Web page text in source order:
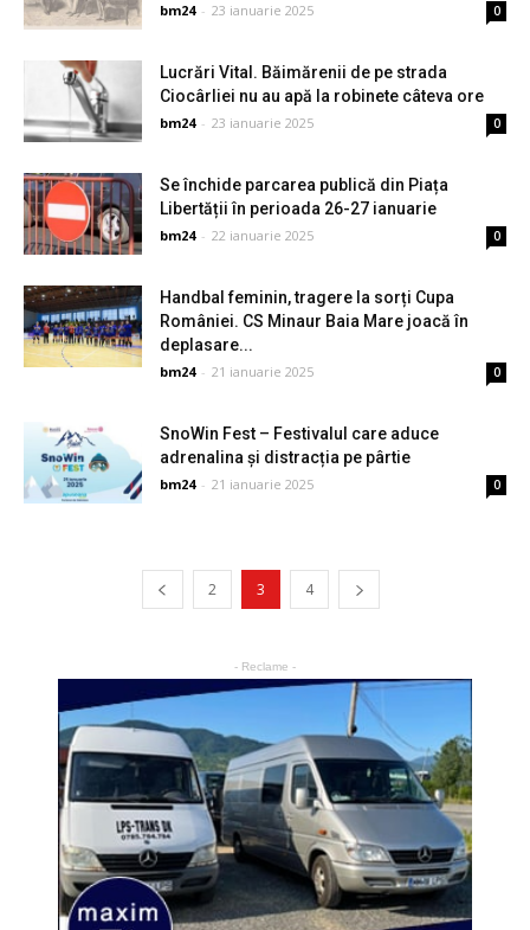
bm24 - 23 ianuarie 2025 0
Lucrări Vital. Băimărenii de pe strada
Ciocârliei nu au apă la robinete câteva ore
bm24 - 23 ianuarie 2025 0
Se închide parcarea publică din Piața
Libertății în perioada 26-27 ianuarie
bm24 - 22 ianuarie 2025 0
Handbal feminin, tragere la sorți Cupa
României. CS Minaur Baia Mare joacă în
deplasare...
bm24 - 21 ianuarie 2025 0
SnoWin Fest – Festivalul care aduce
adrenalina și distracția pe pârtie
bm24 - 21 ianuarie 2025 0
2 3 4
- Reclame -